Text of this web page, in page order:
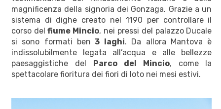
magnificenza della signoria dei Gonzaga. Grazie a un
sistema di dighe creato nel 1190 per controllare il
corso delfiume Mincio, nei pressi del palazzo Ducale
si sono formati ben 3 laghi. Da allora Mantova è
indissolubilmente legata all’acqua e alle bellezze
paesaggistiche del Parco del Mincio, come la
spettacolare fioritura dei fiori di loto nei mesi estivi.